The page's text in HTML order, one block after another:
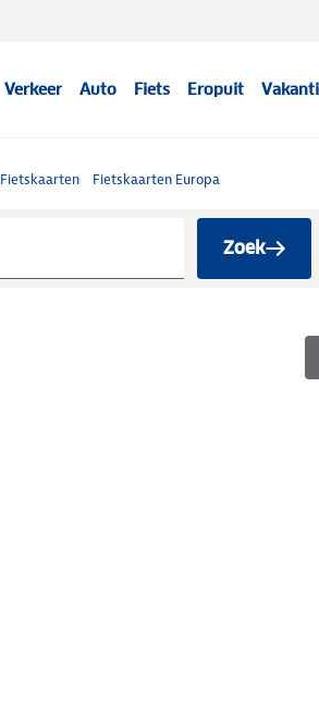
Verkeer Auto Fiets Eropuit
Fietskaarten Fietskaarten Europa
Zoek